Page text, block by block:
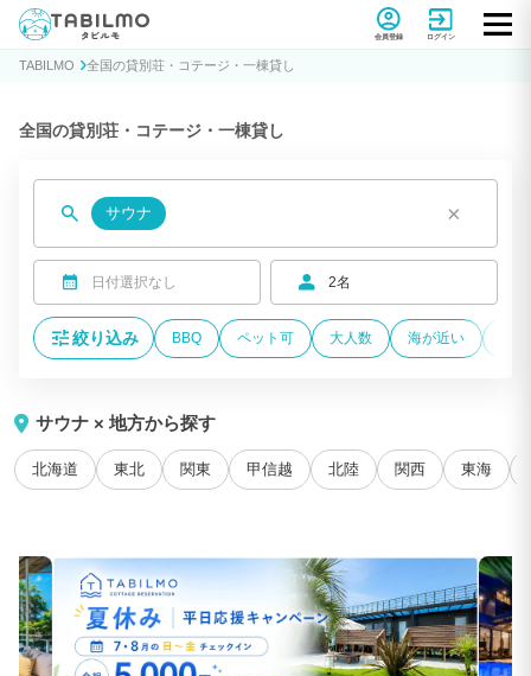
貸別荘コテージ・一棟貸し宿泊予約サイトTABILMO(タビルモ)
会員登録 ログイン
TABILMO 全国の貸別荘・コテージ・一棟貸し
全国の貸別荘・コテージ・一棟貸し
サウナ ×
日付選択なし 2名
絞り込み BBQ ペット可 大人数 海が近い
サウナ × 地方から探す
北海道 東北 関東 甲信越 北陸 関西 東海